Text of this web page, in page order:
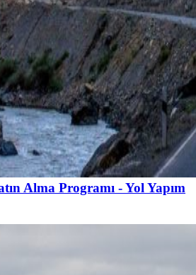
Alma Programı - Yol Yapım